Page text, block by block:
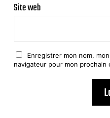
Site web
Enregistrer mon nom,
navigateur pour mon prochain